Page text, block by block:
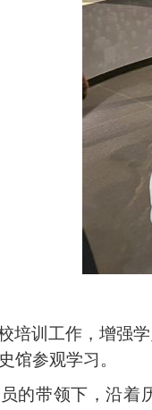
培训工作，增强
馆参观学习。
的带领下，沿着